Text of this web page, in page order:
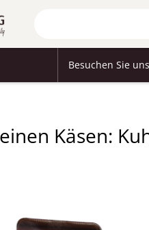
Besuchen Sie uns
Käsen: